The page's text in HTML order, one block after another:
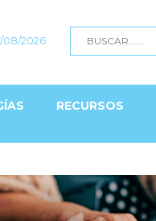
08/2026
RECURSOS